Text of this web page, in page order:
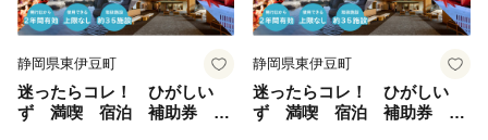
静岡県東伊豆町
迷ったらコレ！ ひがしい
ず 満喫 宿泊 補助券
静岡県東伊豆町
迷ったらコレ！ ひがしい
ず 満喫 宿泊 補助券